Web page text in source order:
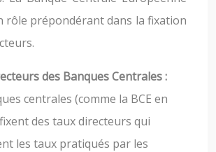
rôle prépondérant dans la fixation
des Banques Centrales :
centrales (comme la BCE en
des taux directeurs qui
les taux pratiqués par les